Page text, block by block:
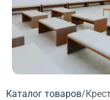
Современные залы
Каталог товаров